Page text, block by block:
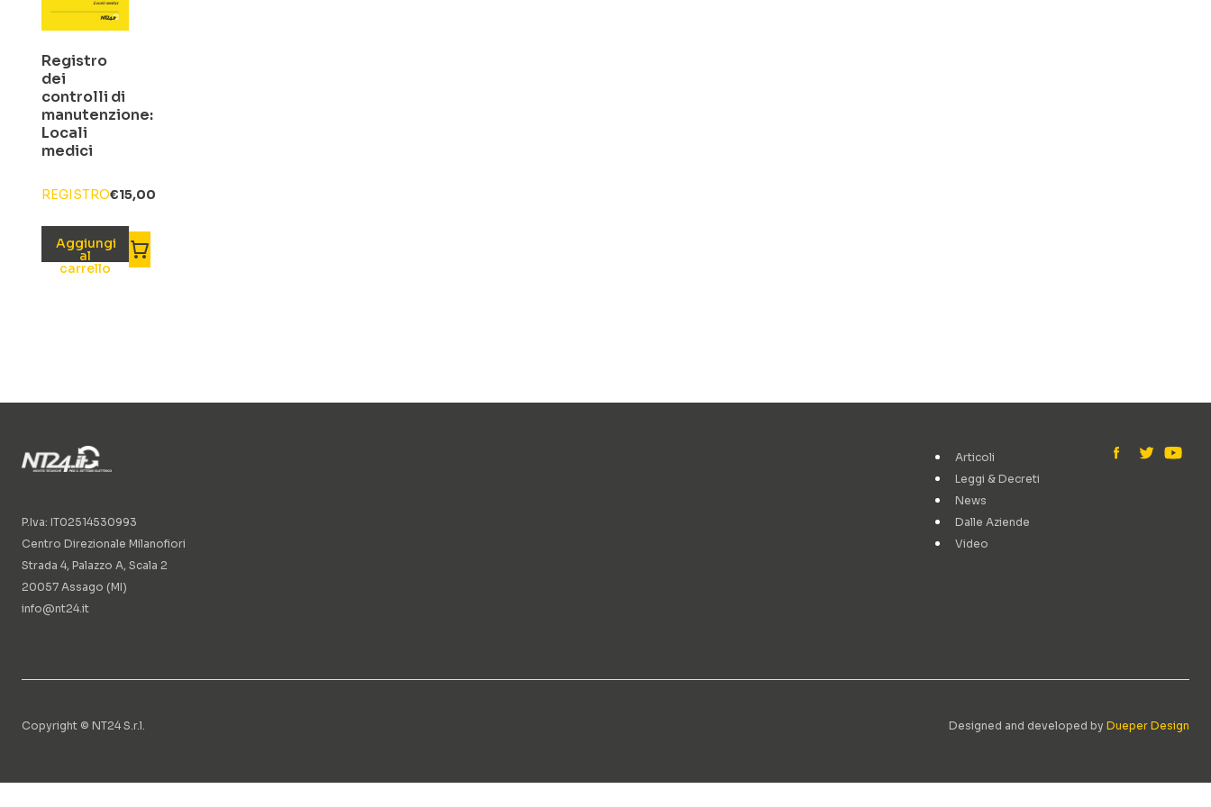
Registro
dei
controlli di
manutenzione:
Locali
medici
REGISTRO€15,00
Aggiungi
al
carrello
P.Iva: IT02514530993
Centro Direzionale Milanofiori
Strada 4, Palazzo A, Scala 2
20057 Assago (MI)
info@nt24.it
Articoli
Leggi & Decreti
News
Dalle Aziende
Video
Copyright © NT24 S.r.l. Designed and developed by Dueper Design